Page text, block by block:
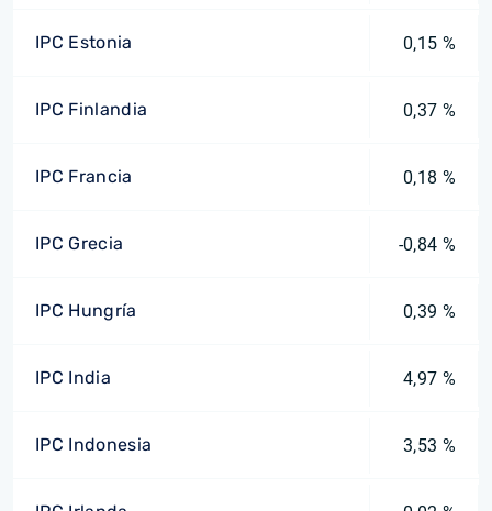
IPC Estonia 0,15 %
IPC Finlandia 0,37 %
IPC Francia 0,18 %
IPC Grecia -0,84 %
IPC Hungría 0,39 %
IPC India 4,97 %
IPC Indonesia 3,53 %